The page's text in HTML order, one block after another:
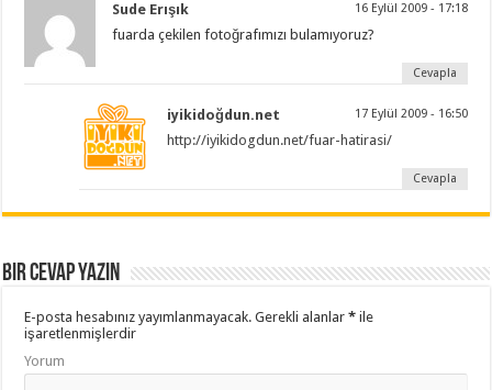
Sude Erışık 16 Eylül 2009 - 17:18
fuarda çekilen fotoğrafımızı bulamıyoruz?
Cevapla
iyikidoğdun.net 17 Eylül 2009 - 16:50
http://iyikidogdun.net/fuar-hatirasi/
Cevapla
Bir cevap yazın
E-posta hesabınız yayımlanmayacak. Gerekli alanlar* ile
işaretlenmişlerdir
Yorum